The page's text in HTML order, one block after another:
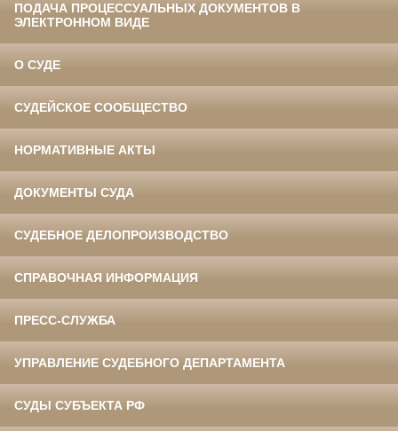
ПОДАЧА ПРОЦЕССУАЛЬНЫХ ДОКУМЕНТОВ В
ЭЛЕКТРОННОМ ВИДЕ
О СУДЕ
СУДЕЙСКОЕ СООБЩЕСТВО
НОРМАТИВНЫЕ АКТЫ
ДОКУМЕНТЫ СУДА
СУДЕБНОЕ ДЕЛОПРОИЗВОДСТВО
СПРАВОЧНАЯ ИНФОРМАЦИЯ
ПРЕСС-СЛУЖБА
УПРАВЛЕНИЕ СУДЕБНОГО ДЕПАРТАМЕНТА
СУДЫ СУБЪЕКТА РФ